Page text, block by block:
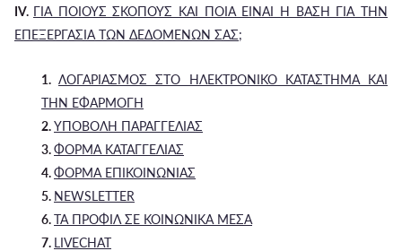
IV. ΓΙΑ ΠΟΙΟΥΣ ΣΚΟΠΟΥΣ ΚΑΙ ΠΟΙΑ ΕΙΝΑΙ Η ΒΑΣΗ ΓΙΑ ΤΗΝ
ΕΠΕΞΕΡΓΑΣΙΑ ΤΩΝ ΔΕΔΟΜΕΝΩΝ ΣΑΣ;
1. ΛΟΓΑΡΙΑΣΜΟΣ ΣΤΟ ΗΛΕΚΤΡΟΝΙΚΟ ΚΑΤΑΣΤΗΜΑ ΚΑΙ
ΤΗΝ ΕΦΑΡΜΟΓΗ
2.ΥΠΟΒΟΛΗ ΠΑΡΑΓΓΕΛΙΑΣ
3.ΦΟΡΜΑ ΚΑΤΑΓΓΕΛΙΑΣ
4.ΦΟΡΜΑ ΕΠΙΚΟΙΝΩΝΙΑΣ
5. NEWSLETTER
6.ΤΑ ΠΡΟΦΙΛ ΣΕ ΚΟΙΝΩΝΙΚΑ ΜΕΣΑ
7. LIVECHAT